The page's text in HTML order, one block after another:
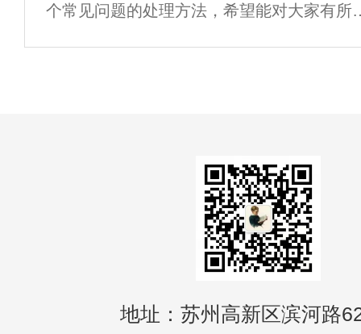
个常见问题的处理方法，希望能对大家有所
助。一、计量泵加药泵要注意哪些重要事项
地址：苏州高新区滨河路